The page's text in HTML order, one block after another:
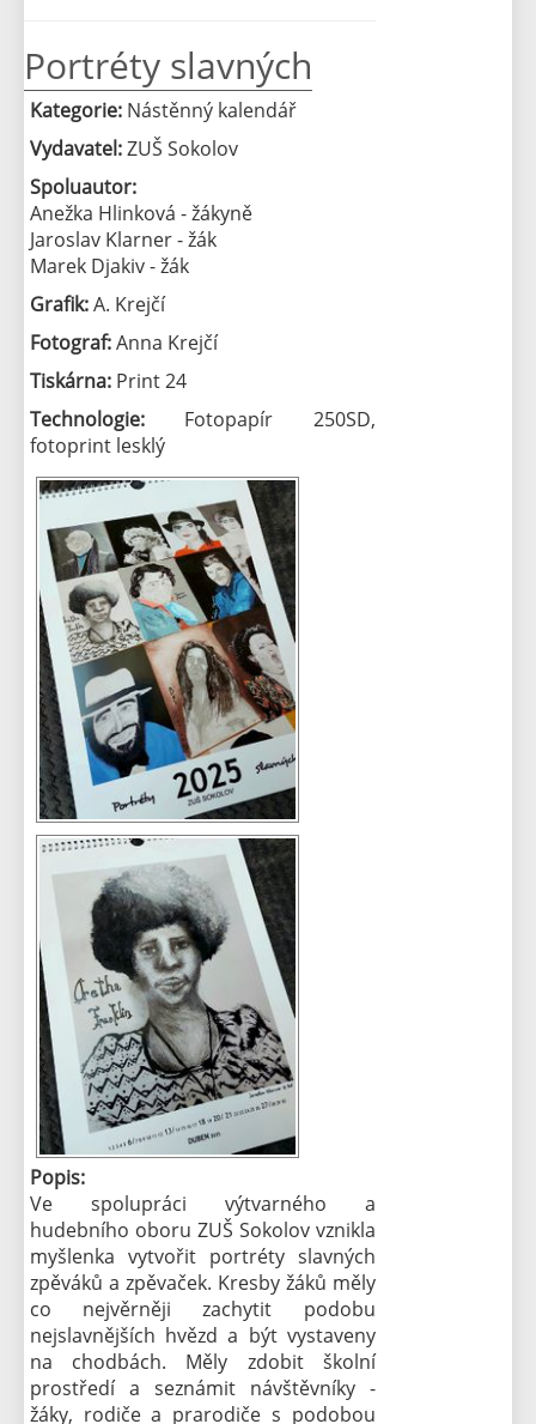
Portréty slavných
Kategorie: Nástěnný kalendář
Vydavatel:ZUŠ Sokolov
Spoluautor:
Anežka Hlinková - žákyně
Jaroslav Klarner - žák
Marek Djakiv - žák
Grafik:A. Krejčí
Fotograf:Anna Krejčí
Tiskárna: Print 24
Technologie: Fotopapír 250SD,
fotoprint lesklý
Popis:
Ve spolupráci výtvarného a
hudebního oboru ZUŠ Sokolov vznikla
myšlenka vytvořit portréty slavných
zpěváků a zpěvaček. Kresby žáků měly
co nejvěrněji zachytit podobu
nejslavnějších hvězd a být vystaveny
na chodbách. Měly zdobit školní
prostředí a seznámit návštěvníky -
žáky, rodiče a prarodiče s podobou